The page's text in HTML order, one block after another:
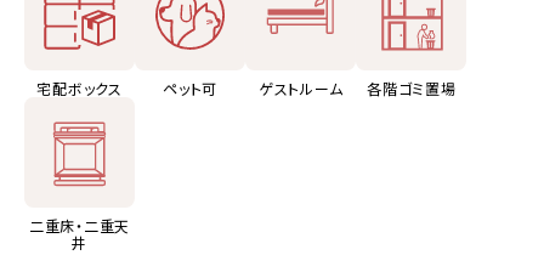
宅配ボックス ペット可 ゲストルーム 各階ゴミ置場
二重床・二重天
井